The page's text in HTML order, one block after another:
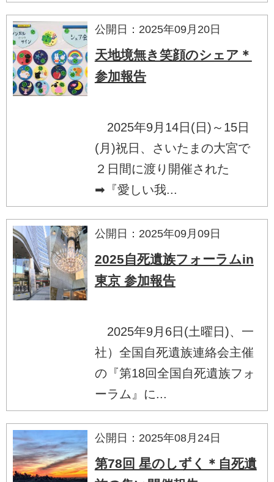
公開日：2025年09月20日
天地境無き笑顔のシェア＊
参加報告
2025年9月14日(日)～15日
(月)祝日、さいたまの大宮で
２日間に渡り開催された
➡『愛しい我...
公開日：2025年09月09日
2025自死遺族フォーラムin
東京 参加報告
2025年9月6日(土曜日)、一
社）全国自死遺族連絡会主催
の『第18回全国自死遺族フォ
ーラム』に...
公開日：2025年08月24日
第78回 星のしずく＊自死遺